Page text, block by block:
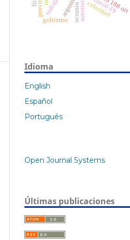
covid-19
autonomíaceleridad
gobierno ucrania
Idioma
English
Español
Português
Open Journal Systems
Últimas publicaciones